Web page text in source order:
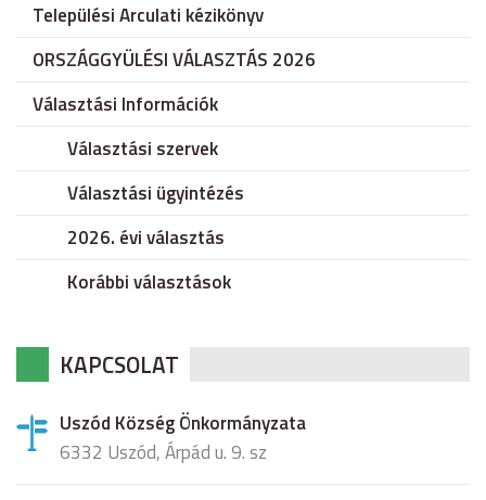
Települési Arculati kézikönyv
ORSZÁGGYÜLÉSI VÁLASZTÁS 2026
Választási Információk
Választási szervek
Választási ügyintézés
2026. évi választás
Korábbi választások
KAPCSOLAT
Uszód Község Önkormányzata
6332 Uszód, Árpád u. 9. sz